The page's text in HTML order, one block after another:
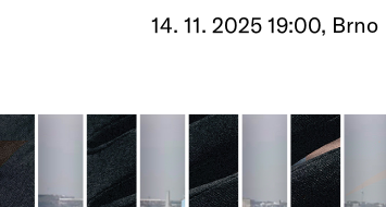
14. 11. 2025 19:00, Brno